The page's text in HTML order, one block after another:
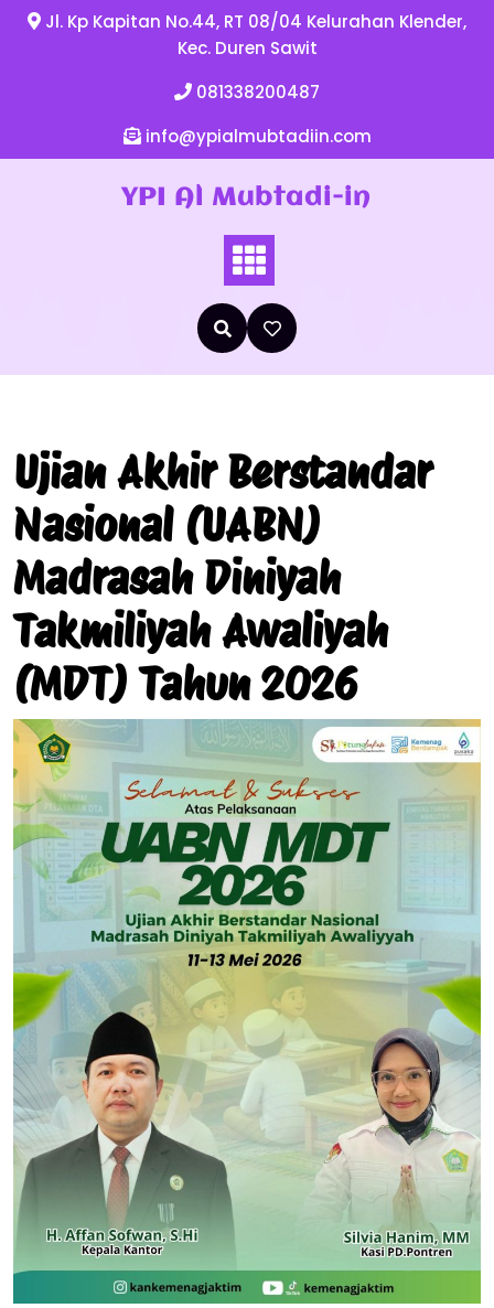
Jl. Kp Kapitan No.44, RT 08/04 Kelurahan Klender,
Kec. Duren Sawit
081338200487
info@ypialmubtadiin.com
YPI Al Mubtadi-in
Ujian Akhir Berstandar
Nasional (UABN)
Madrasah Diniyah
Takmiliyah Awaliyah
(MDT) Tahun 2026